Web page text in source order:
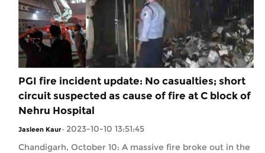
PGI fire incident update: No casualties; short
circuit suspected as cause of fire at C block of
Nehru Hospital
Jasleen Kaur- 2023-10-10 13:51:45
Chandigarh, October 10: A massive fire broke out in the